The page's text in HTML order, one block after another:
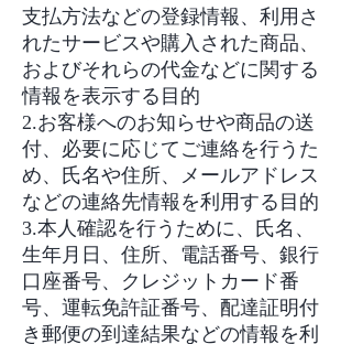
支払方法などの登録情報、利用さ
れたサービスや購入された商品、
およびそれらの代金などに関する
情報を表示する目的
2.お客様へのお知らせや商品の送
付、必要に応じてご連絡を行うた
め、氏名や住所、メールアドレス
などの連絡先情報を利用する目的
3.本人確認を行うために、氏名、
生年月日、住所、電話番号、銀行
口座番号、クレジットカード番
号、運転免許証番号、配達証明付
き郵便の到達結果などの情報を利